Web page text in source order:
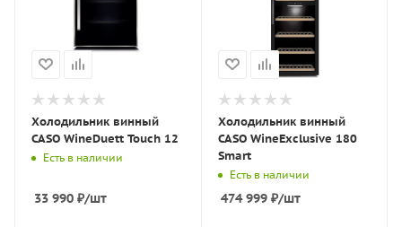
Холодильник винный
CASO WineDuett Touch 12
Есть в наличии
33 990 ₽/шт
Холодильник винный
CASO WineExclusive 180
Smart
Есть в наличии
474 999₽/шт